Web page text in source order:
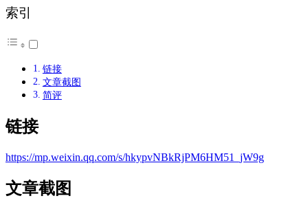
索引
链接
文章截图
简评
链接
https://mp.weixin.qq.com/s/hkypvNBkRjPM6HM51_jW9g
文章截图